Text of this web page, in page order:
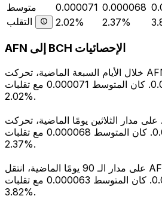
متوسط
0.000071 0.000068
التقلب
2.02% 2.37%
AFN إلى BCH الإحصائيات
خلال الأيام السبعة الماضية، تحركت AFN إلى BCH بين
0.000070 و 0.000073. كان المتوسط 0.000071 مع تقلبات
2.02%.
على مدار الثلاثين يومًا الماضية، تحركت AFN إلى BCH بين
0.000062 و 0.000073. كان المتوسط 0.000068 مع تقلبات
2.37%.
على مدار الـ 90 يومًا الماضية، انتقل AFN إلى BCH بين
0.000034 و 0.000082. كان المتوسط 0.000063 مع تقلبات
3.82%.